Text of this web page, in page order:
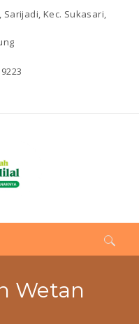
Sarijadi, Kec. Sukasari,
Wetan